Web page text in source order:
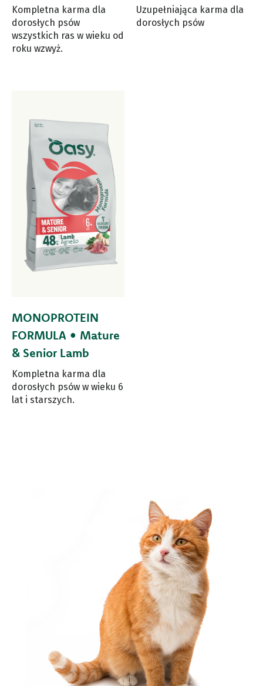
Kompletna karma dla
dorosłych psów
wszystkich ras w wieku od
roku wzwyż.
Uzupełniająca karma dla
dorosłych psów
MONOPROTEIN
FORMULA • Mature
& Senior Lamb
Kompletna karma dla
dorosłych psów w wieku 6
lat i starszych.